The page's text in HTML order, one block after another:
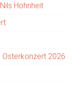
Hohnheit
2026